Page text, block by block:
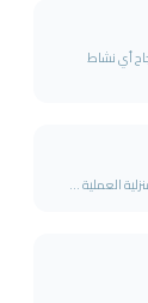
أي نشاط
العملية ...